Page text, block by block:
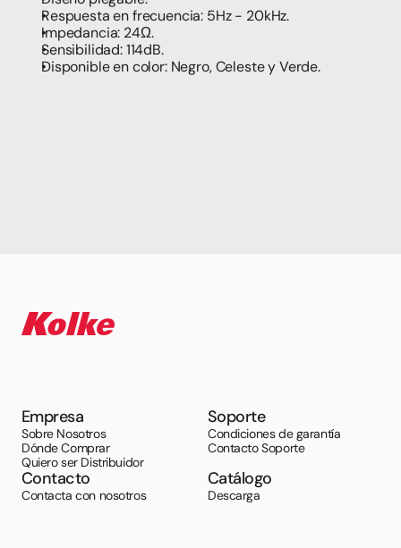
Respuesta en frecuencia: 5Hz - 20kHz.
Impedancia: 24Ω.
Sensibilidad: 114dB.
Disponible en color: Negro, Celeste y Verde.
Empresa
Sobre Nosotros
Dónde Comprar
Quiero ser Distribuidor
Soporte
Condiciones de garantía
Contacto Soporte
Contacto
Contacta con nosotros
Catálogo
Descarga